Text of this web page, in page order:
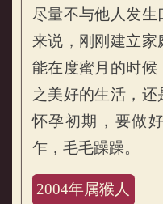
尽量不与他人发
来说，刚刚建立
能在度蜜月的时候
之美好的生活，
怀孕初期，要做
乍，毛毛躁躁。
2004年属猴人